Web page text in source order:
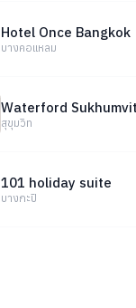
Hotel Once Bangkok
บางคอแหลม
สุขุมวิท
101 holiday suite
บางกะปิ